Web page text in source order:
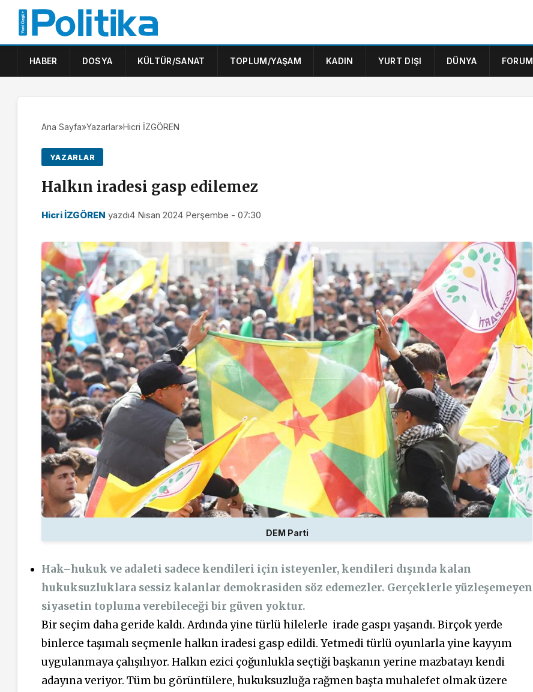
HABER DOSYA KÜLTÜR/SANAT TOPLUM/YAŞAM KADIN YURT DIŞI DÜNYA FORUM
Ana Sayfa»Yazarlar»Hicri İZGÖREN
YAZARLAR
Halkın iradesi gasp edilemez
Hicri İZGÖREN yazdı4 Nisan 2024 Perşembe - 07:30
DEM Parti
Hak–hukuk ve adaleti sadece kendileri için isteyenler, kendileri dışında kalan
hukuksuzluklara sessiz kalanlar demokrasiden söz edemezler. Gerçeklerle yüzleşemeyen
siyasetin topluma verebileceği bir güven yoktur.
Bir seçim daha geride kaldı. Ardında yine türlü hilelerle irade gaspı yaşandı. Birçok yerde
binlerce taşımalı seçmenle halkın iradesi gasp edildi. Yetmedi türlü oyunlarla yine kayyım
uygulanmaya çalışılıyor. Halkın ezici çoğunlukla seçtiği başkanın yerine mazbatayı kendi
adayına veriyor. Tüm bu görüntülere, hukuksuzluğa rağmen başta muhalefet olmak üzere